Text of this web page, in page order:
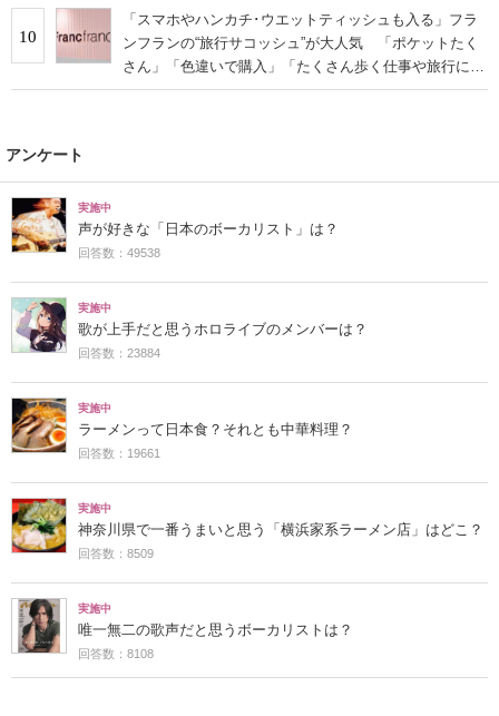
10
「スマホやハンカチ･ウエットティッシュも入る」フラ
ンフランの“旅行サコッシュ”が大人気 「ポケットたく
さん」「色違いで購入」「たくさん歩く仕事や旅行に便
利」
アンケート
実施中
声が好きな「日本のボーカリスト」は？
回答数：49538
実施中
歌が上手だと思うホロライブのメンバーは？
回答数：23884
実施中
ラーメンって日本食？それとも中華料理？
回答数：19661
実施中
神奈川県で一番うまいと思う「横浜家系ラーメン店」はどこ？
回答数：8509
実施中
唯一無二の歌声だと思うボーカリストは？
回答数：8108